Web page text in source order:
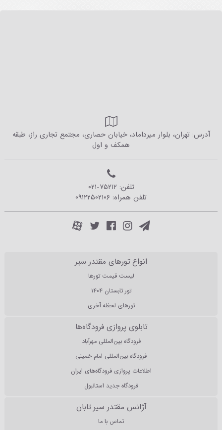
آدرس: تهران، بلوار میرداماد، خیابان حصاری، مجتمع تجاری راز، طبقه
همکف و اول
تلفن: ۰۲۱-۷۵۲۱۲
تلفن همراه: ۰۹۱۲۲۵۰۲۱۰۶
انواع تورهای مقتدر سیر
لیست قیمت تورها
تور تابستان ۱۴۰۴
تورهای لحظه آخری
تابلوی پروازی فرودگاه‌ها
فرودگاه بین‌المللی مهرآباد
فرودگاه بین‌المللی امام خمینی
اطلاعات پروازی فرودگاه‌های ایران
فرودگاه جدید استانبول
آژانس مقتدر سیر تابان
تماس با ما